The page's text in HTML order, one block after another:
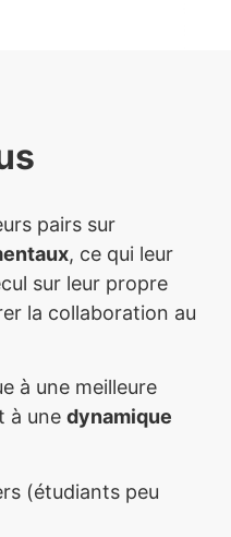
pairs sur
, ce qui leur
sur leur propre
la collaboration au
à une meilleure
à une dynamique
(étudiants peu